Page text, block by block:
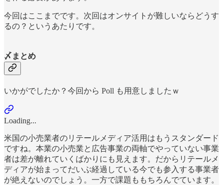
今回はここまでです。次回はオンサイトが難しいならどうす
るの？というあたりです。
〆まとめ
いかがでしたか？今回から Poll も用意しましたｗ
Loading...
米国の小売業者のリテールメディア活用はもうスタンダード
ですね。本業の小売業と広告事業の両軸でやっていない事業
者は差が離れていくばかりにも見えます。だからリテールメ
ディアが始まってだいぶ経過している今でも参入する事業者
が絶えないのでしょう。一方で課題ももちろんでています。